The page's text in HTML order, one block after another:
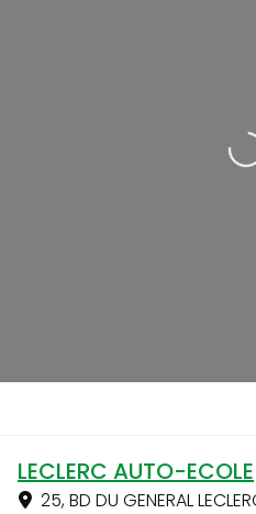
LECLERC AUTO-ECOLE
25, BD DU GENERAL